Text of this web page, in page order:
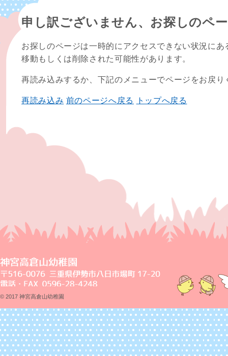
申し訳ございません、お探しのペ
お探しのページは一時的にアクセスできない状況にあ
移動もしくは削除された可能性があります。
再読み込みするか、下記のメニューでページをお戻り
再読み込み 前のページへ戻る トップへ戻る
© 2017 神宮高倉山幼稚園